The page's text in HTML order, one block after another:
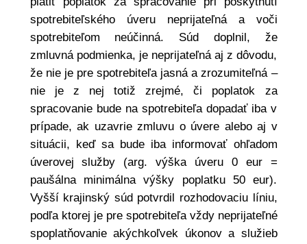
spotrebiteľského úveru neprijateľná a voči
spotrebiteľom neúčinná. Súd doplnil, že
zmluvná podmienka, je neprijateľná aj z dôvodu,
že nie je pre spotrebiteľa jasná a zrozumiteľná –
nie je z nej totiž zrejmé, či poplatok za
spracovanie bude na spotrebiteľa dopadať iba v
prípade, ak uzavrie zmluvu o úvere alebo aj v
situácii, keď sa bude iba informovať ohľadom
úverovej služby (arg. výška úveru 0 eur =
paušálna minimálna výšky poplatku 50 eur).
Vyšší krajinský súd potvrdil rozhodovaciu líniu,
podľa ktorej je pre spotrebiteľa vždy neprijateľné
spoplatňovanie akýchkoľvek úkonov a služieb